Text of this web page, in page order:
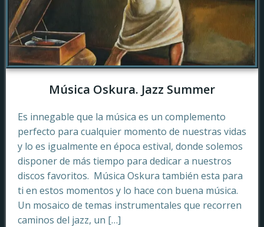
Música Oskura. Jazz Summer
Es innegable que la música es un complemento
perfecto para cualquier momento de nuestras vidas
y lo es igualmente en época estival, donde solemos
disponer de más tiempo para dedicar a nuestros
discos favoritos. Música Oskura también esta para
ti en estos momentos y lo hace con buena música.
Un mosaico de temas instrumentales que recorren
caminos del jazz, un […]